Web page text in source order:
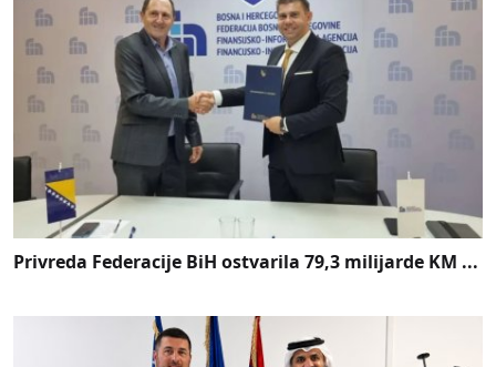
Privreda Federacije BiH ostvarila 79,3 milijarde KM ...